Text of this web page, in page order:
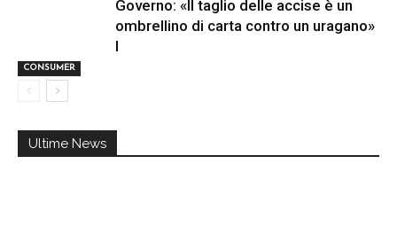
CONSUMER
Governo: «Il taglio delle accise è un
ombrellino di carta contro un uragano»
I
Ultime News